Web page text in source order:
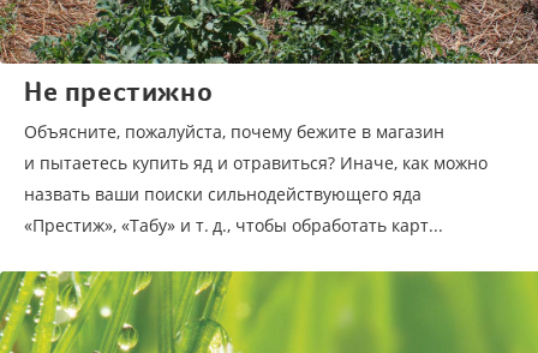
Не престижно
Объясните, пожалуйста, почему бежите в магазин
и пытаетесь купить яд и отравиться? Иначе, как можно
назвать ваши поиски сильнодействующего яда
«Престиж», «Табу» и т. д., чтобы обработать карт...